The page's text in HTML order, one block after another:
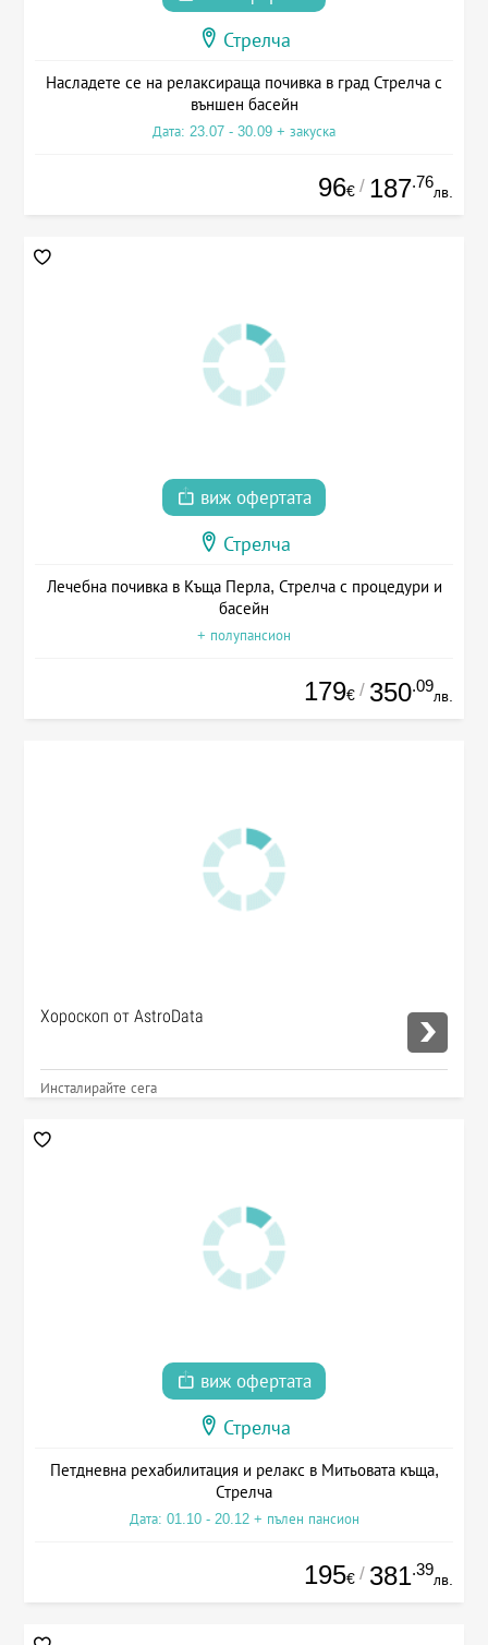
Стрелча
Насладете се на релаксираща почивка в град Стрелча с
външен басейн
Дата: 23.07 - 30.09 + закуска
96€ / 187.76
лв.
виж офертата
Стрелча
Лечебна почивка в Къща Перла, Стрелча с процедури и
басейн
+ полупансион
179€ / 350.09
лв.
Хороскоп от AstroData
Инсталирайте сега
виж офертата
Стрелча
Петдневна рехабилитация и релакс в Митьовата къща,
Стрелча
Дата: 01.10 - 20.12 + пълен пансион
195€ / 381.39
лв.